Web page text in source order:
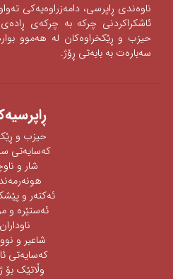
ناوه‌ندی‌ ڕاپرسی‌، دامه‌زراوه‌یه‌كی‌
ئاشكراكردنی‌‌ چركه‌ به‌ چركه‌ی‌
حیزب و ڕێكخراوه‌كان له‌ هه‌موو
سه‌باره‌ت به‌ بابه‌تی‌ ڕۆژ.
حیزب و
كەسایەتی
شار و
ئه‌كته‌ر‌ و
ئه‌ستێره‌ و
ناوداران
شاعیر و
كەسایەتی
وڵاتێک بۆ